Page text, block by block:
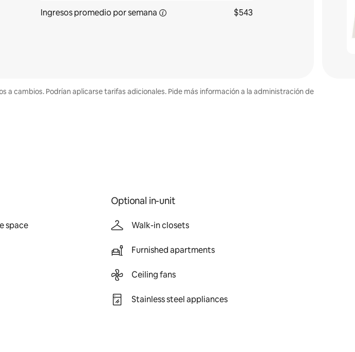
Ingresos promedio por semana $543
a cambios. Podrían aplicarse tarifas adicionales. Pide más información a la administración de
space
Optional in-unit
Walk-in closets
Furnished apartments
Ceiling fans
Stainless steel appliances